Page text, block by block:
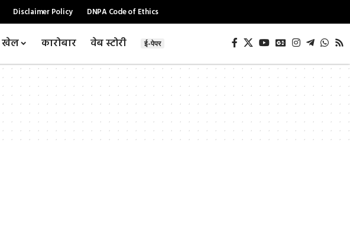
Disclaimer Policy DNPA Code of Ethics
खेल कारोबार वेब स्टोरी ई-पेपर